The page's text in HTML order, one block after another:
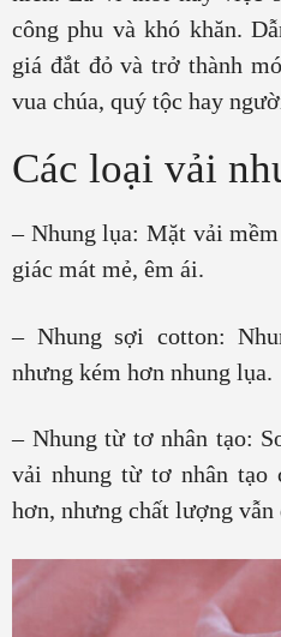
công phu và khó khăn.
giá đắt đỏ và trở thành
vua chúa, quý tộc hay
Các loại vải
– Nhung lụa: Mặt vải
giác mát mẻ, êm ái.
– Nhung sợi cotton:
nhưng kém hơn nhung lụa.
– Nhung từ tơ nhân tạo:
vải nhung từ tơ nhân tạo
hơn, nhưng chất lượng vẫn